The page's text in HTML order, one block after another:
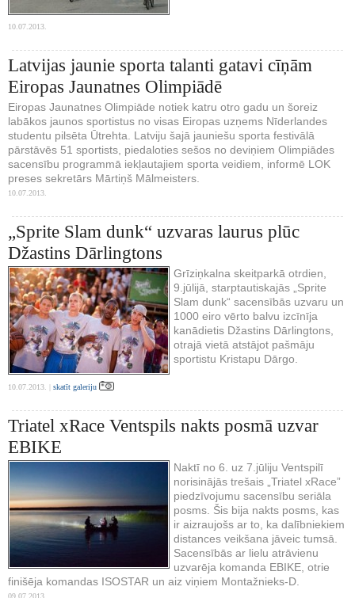
10.07.2013.
Latvijas jaunie sporta talanti gatavi cīņām
Eiropas Jaunatnes Olimpiādē
Eiropas Jaunatnes Olimpiāde notiek katru otro gadu un šoreiz
labākos jaunos sportistus no visas Eiropas uzņems Nīderlandes
studentu pilsēta Ūtrehta. Latviju šajā jauniešu sporta festivālā
pārstāvēs 51 sportists, piedaloties sešos no deviņiem Olimpiādes
sacensību programmā iekļautajiem sporta veidiem, informē LOK
preses sekretārs Mārtiņš Mālmeisters.
10.07.2013.
„Sprite Slam dunk“ uzvaras laurus plūc
Džastins Dārlingtons
Grīziņkalna skeitparkā otrdien,
9.jūlijā, starptautiskajās „Sprite
Slam dunk“ sacensībās uzvaru un
1000 eiro vērto balvu izcīnīja
kanādietis Džastins Dārlingtons,
otrajā vietā atstājot pašmāju
sportistu Kristapu Dārgo.
10.07.2013. | skatīt galeriju
Triatel xRace Ventspils nakts posmā uzvar
EBIKE
Naktī no 6. uz 7.jūliju Ventspilī
norisinājās trešais „Triatel xRace”
piedzīvojumu sacensību seriāla
posms. Šis bija nakts posms, kas
ir aizraujošs ar to, ka dalībniekiem
distances veikšana jāveic tumsā.
Sacensībās ar lielu atrāvienu
uzvarēja komanda EBIKE, otrie
finišēja komandas ISOSTAR un aiz viņiem Montažnieks-D.
09.07.2013.